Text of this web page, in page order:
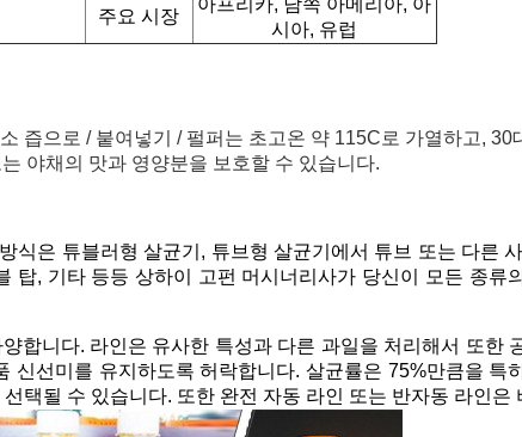
주요 시장
아프리카, 남쪽 아메리아, 아
시아, 유럽
즙으로 / 붙여넣기 / 펄퍼는 초고온 약 115C로 가열하고, 30
야채의 맛과 영양분을 보호할 수 있습니다.
은 튜블러형 살균기, 튜브형 살균기에서 튜브 또는 다른
, 기타 등등 상하이 고펀 머시너리사가 당신이 모든 종류
니다. 라인은 유사한 특성과 다른 과일을 처리해서 또한
선미를 유지하도록 허락합니다. 살균률은 75%만큼을 특
택될 수 있습니다. 또한 완전 자동 라인 또는 반자동 라인은